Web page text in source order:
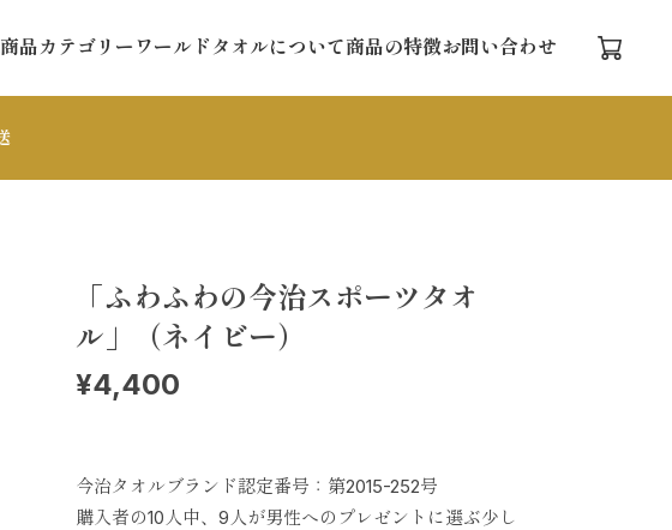
商品カテゴリー ワールドタオルについて商品の特徴お問い合わせ
「ふわふわの今治スポーツタオ
ル」（ネイビー）
¥4,400
今治タオルブランド認定番号：第2015-252号
購入者の10人中、9人が男性へのプレゼントに選ぶ少し